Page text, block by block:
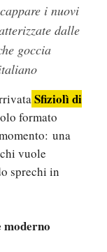
i nuovi
dalle
goccia
Sfiziolì di
formato
una
vuole
sprechi in